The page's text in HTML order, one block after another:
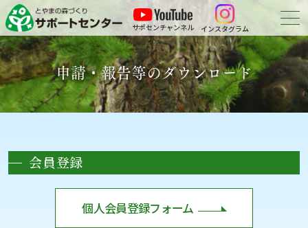
サポセンチャンネル インスタグラム
森づくりについて
森づくりに参加する
申請・報告等のダウンロード
会員登録
個人会員登録フォーム